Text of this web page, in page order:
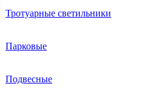
Тротуарные светильники
Парковые
Подвесные